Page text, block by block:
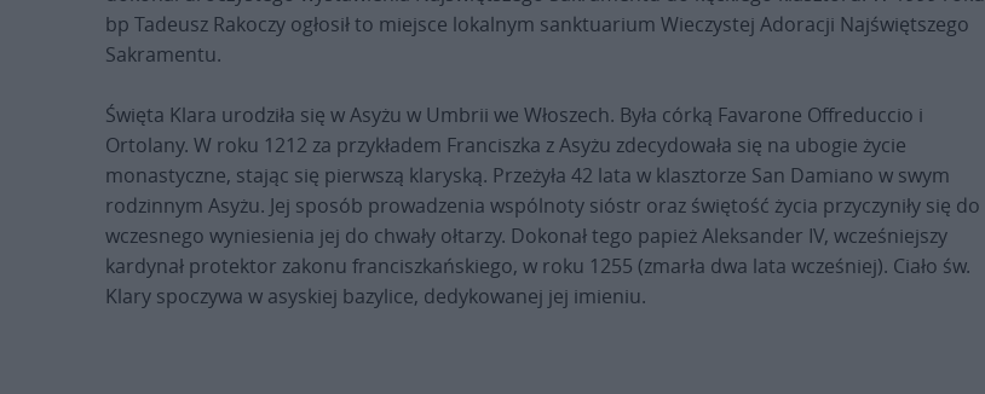
bp Tadeusz Rakoczy ogłosił to miejsce lokalnym sanktuarium Wieczystej Adoracji Najświętszego
Sakramentu.
Święta Klara urodziła się w Asyżu w Umbrii we Włoszech. Była córką Favarone Offreduccio i
Ortolany. W roku 1212 za przykładem Franciszka z Asyżu zdecydowała się na ubogie życie
monastyczne, stając się pierwszą klaryską. Przeżyła 42 lata w klasztorze San Damiano w swym
rodzinnym Asyżu. Jej sposób prowadzenia wspólnoty sióstr oraz świętość życia przyczyniły się do
wczesnego wyniesienia jej do chwały ołtarzy. Dokonał tego papież Aleksander IV, wcześniejszy
kardynał protektor zakonu franciszkańskiego, w roku 1255 (zmarła dwa lata wcześniej). Ciało św.
Klary spoczywa w asyskiej bazylice, dedykowanej jej imieniu.